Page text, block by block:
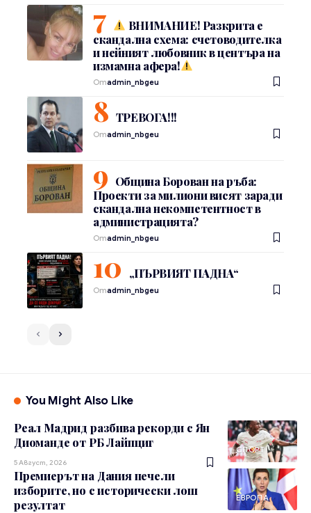
ВНИМАНИЕ! Разкрита е
скандална схема: счетоводителка
и нейният любовник в центъра на
измамна афера!
Отadmin_nbgeu
ТРЕВОГА!!!
Отadmin_nbgeu
Община Борован на ръба:
Проекти за милиони висят заради
скандална некомпетентност в
администрацията?
Отadmin_nbgeu
„ПЪРВИЯТ ПАДНА“
Отadmin_nbgeu
You Might Also Like
СПОРТ
Реал Мадрид разбива рекорди с Ян
Диоманде от РБ Лайпциг
5 Август, 2026
ЕВРОПА
Премиерът на Дания печели
изборите, но с исторически лош
резултат